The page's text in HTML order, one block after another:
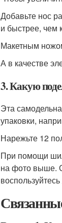
Добавьте нос
и быстрее, чем
Макетным
А в качестве
3. Какую
Эта
упаковки,
Нарежьте 12
При помощи
на фото выше.